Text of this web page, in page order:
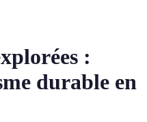
:
durable en